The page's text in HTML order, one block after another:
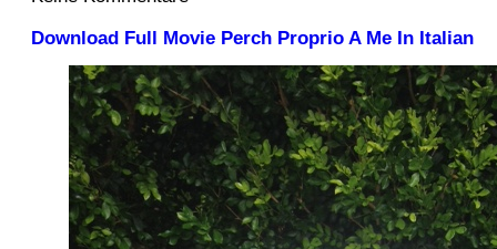
Download Full Movie Perch Proprio A Me In Italian